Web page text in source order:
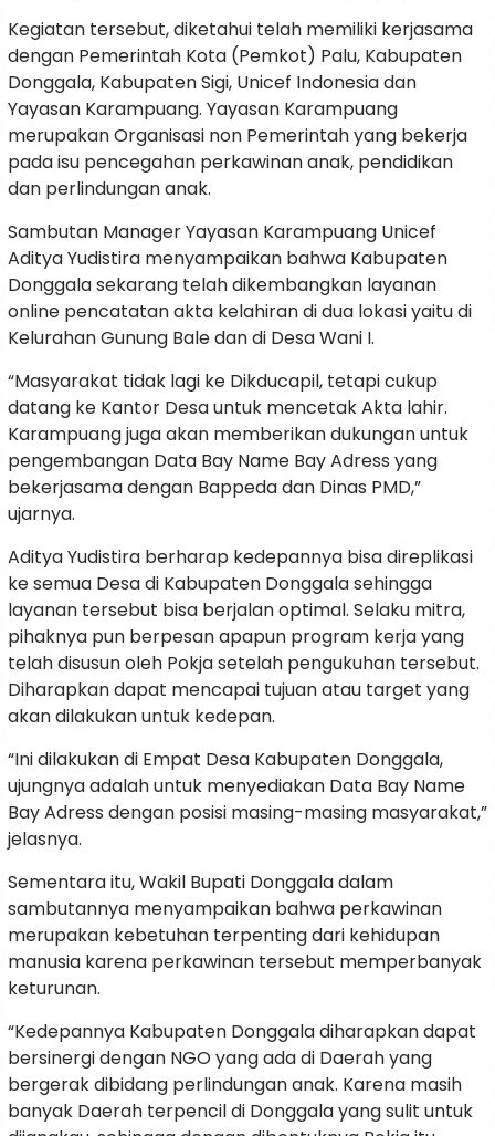
Kegiatan tersebut, diketahui telah memiliki kerjasama
dengan Pemerintah Kota (Pemkot) Palu, Kabupaten
Donggala, Kabupaten Sigi, Unicef Indonesia dan
Yayasan Karampuang. Yayasan Karampuang
merupakan Organisasi non Pemerintah yang bekerja
pada isu pencegahan perkawinan anak, pendidikan
dan perlindungan anak.
Sambutan Manager Yayasan Karampuang Unicef
Aditya Yudistira menyampaikan bahwa Kabupaten
Donggala sekarang telah dikembangkan layanan
online pencatatan akta kelahiran di dua lokasi yaitu di
Kelurahan Gunung Bale dan di Desa Wani I.
“Masyarakat tidak lagi ke Dikducapil, tetapi cukup
datang ke Kantor Desa untuk mencetak Akta lahir.
Karampuang juga akan memberikan dukungan untuk
pengembangan Data Bay Name Bay Adress yang
bekerjasama dengan Bappeda dan Dinas PMD,”
ujarnya.
Aditya Yudistira berharap kedepannya bisa direplikasi
ke semua Desa di Kabupaten Donggala sehingga
layanan tersebut bisa berjalan optimal. Selaku mitra,
pihaknya pun berpesan apapun program kerja yang
telah disusun oleh Pokja setelah pengukuhan tersebut.
Diharapkan dapat mencapai tujuan atau target yang
akan dilakukan untuk kedepan.
“Ini dilakukan di Empat Desa Kabupaten Donggala,
ujungnya adalah untuk menyediakan Data Bay Name
Bay Adress dengan posisi masing-masing masyarakat,”
jelasnya.
Sementara itu, Wakil Bupati Donggala dalam
sambutannya menyampaikan bahwa perkawinan
merupakan kebetuhan terpenting dari kehidupan
manusia karena perkawinan tersebut memperbanyak
keturunan.
“Kedepannya Kabupaten Donggala diharapkan dapat
bersinergi dengan NGO yang ada di Daerah yang
bergerak dibidang perlindungan anak. Karena masih
banyak Daerah terpencil di Donggala yang sulit untuk